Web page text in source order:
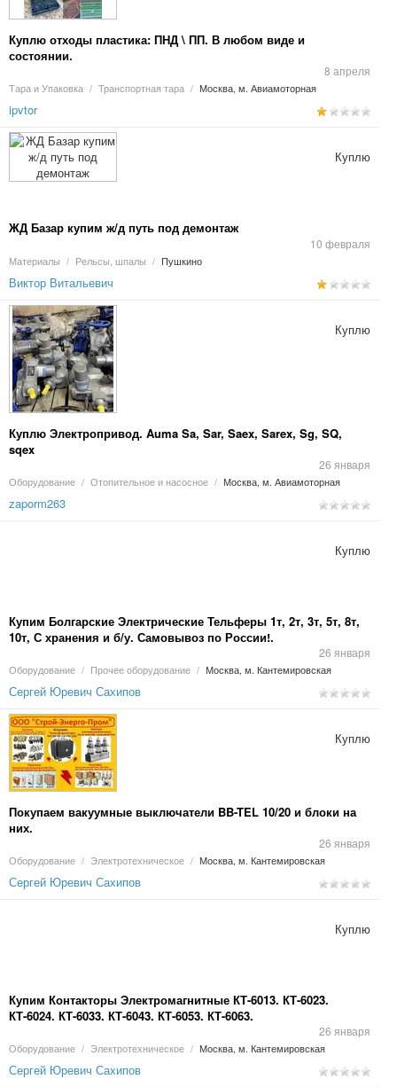
Куплю отходы пластика: ПНД \ ПП. В любом виде и
состоянии.
8 апреля
Тара и Упаковка / Транспортная тара / Москва, м. Авиамоторная
ipvtor
ЖД Базар купим ж/д путь под демонтаж
10 февраля
Материалы / Рельсы, шпалы / Пушкино
Куплю
Виктор Витальевич
Куплю Электропривод. Auma Sa, Sar, Saex, Sarex, Sg, SQ,
sqex
26 января
Оборудование / Отопительное и насосное / Москва, м. Авиамоторная
Куплю
zaporm263
Купим Болгарские Электрические Тельферы 1т, 2т, 3т, 5т, 8т,
10т, С хранения и б/у. Самовывоз по России!.
26 января
Оборудование / Прочее оборудование / Москва, м. Кантемировская
Куплю
Сергей Юревич Сахипов
Покупаем вакуумные выключатели BB-TEL 10/20 и блоки на
них.
26 января
Оборудование / Электротехническое / Москва, м. Кантемировская
Куплю
Сергей Юревич Сахипов
Купим Контакторы Электромагнитные КТ-6013. КТ-6023.
КТ-6024. КТ-6033. КТ-6043. КТ-6053. КТ-6063.
26 января
Оборудование / Электротехническое / Москва, м. Кантемировская
Куплю
Сергей Юревич Сахипов